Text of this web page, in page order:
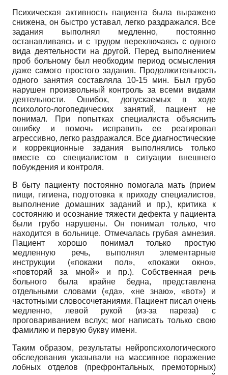
Психическая активность пациента была выражено
снижена, он быстро уставал, легко раздражался. Все
задания выполнял медленно, постоянно
останавливаясь и с трудом переключаясь с одного
вида деятельности на другой. Перед выполнением
проб больному был необходим период осмысления
даже самого простого задания. Продолжительность
одного занятия составляла 10-15 мин. Был грубо
нарушен произвольный контроль за всеми видами
деятельности. Ошибок, допускаемых в ходе
психолого-логопедических занятий, пациент не
понимал. При попытках специалиста объяснить
ошибку и помочь исправить ее реагировал
агрессивно, легко раздражался. Все диагностические
и коррекционные задания выполнялись только
вместе со специалистом в ситуации внешнего
побуждения и контроля.
В быту пациенту постоянно помогала мать (прием
пищи, гигиена, подготовка к приходу специалистов,
выполнение домашних заданий и пр.), критика к
состоянию и осознание тяжести дефекта у пациента
были грубо нарушены. Он понимал только, что
находится в больнице. Отмечалась грубая амнезия.
Пациент хорошо понимал только простую
медленную речь, выполнял элементарные
инструкции («покажи пол», «покажи окно»,
«повторяй за мной» и пр.). Собственная речь
больного была крайне бедна, представлена
отдельными словами («да», «не знаю», «вот») и
частотными словосочетаниями. Пациент писал очень
медленно, левой рукой (из-за пареза) с
проговариванием вслух; мог написать только свою
фамилию и первую букву имени.
Таким образом, результаты нейропсихологического
обследования указывали на массивное поражение
лобных отделов (префронтальных, премоторных)